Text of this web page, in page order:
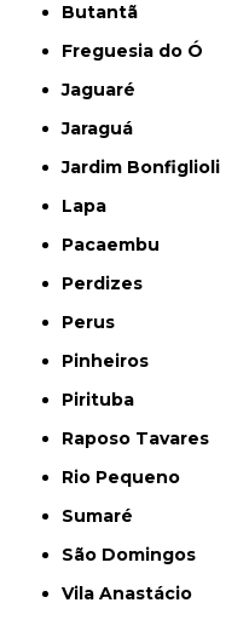
Butantã
Freguesia do Ó
Jaguaré
Jaraguá
Jardim Bonfiglioli
Lapa
Pacaembu
Perdizes
Perus
Pinheiros
Pirituba
Raposo Tavares
Rio Pequeno
Sumaré
São Domingos
Vila Anastácio